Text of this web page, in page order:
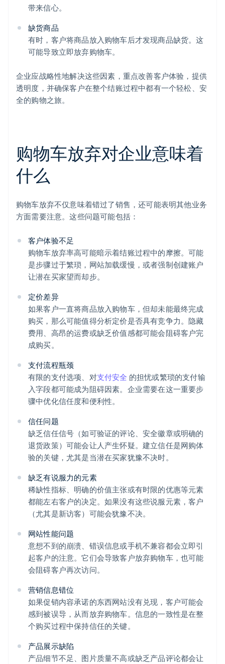
带来信心。
缺货商品
有时，客户将商品放入购物车后才发现商品缺货。这
可能导致立即放弃购物车。
企业应战略性地解决这些因素，重点改善客户体验，提供
透明度，并确保客户在整个结账过程中都有一个轻松、安
全的购物之旅。
购物车放弃对企业意味着
什么
购物车放弃不仅意味着错过了销售，还可能表明其他业务
方面需要注意。这些问题可能包括：
客户体验不足
购物车放弃率高可能暗示着结账过程中的摩擦。可能
是步骤过于繁琐，网站加载缓慢，或者强制创建账户
让潜在买家望而却步。
定价差异
如果客户一直将商品放入购物车，但却未能最终完成
购买，那么可能值得分析定价是否具有竞争力。隐藏
费用、高昂的运费或缺乏价值感都可能会阻碍客户完
成购买。
支付流程瓶颈
有限的支付选项、对支付安全 的担忧或繁琐的支付输
入字段都可能成为阻碍因素。企业需要在这一重要步
骤中优化信任度和便利性。
信任问题
缺乏信任信号（如可验证的评论、安全徽章或明确的
退货政策）可能会让人产生怀疑。建立信任是网购体
验的关键，尤其是当潜在买家犹豫不决时。
缺乏有说服力的元素
稀缺性指标、明确的价值主张或有时限的优惠等元素
都能左右客户的决定。如果没有这些说服元素，客户
（尤其是新访客）可能会犹豫不决。
网站性能问题
意想不到的崩溃、错误信息或手机不兼容都会立即引
起客户的注意。它们会导致客户放弃购物车，也可能
会阻碍客户再次访问。
营销信息错位
如果促销内容承诺的东西网站没有兑现，客户可能会
感到被误导，从而放弃购物车。信息的一致性是在整
个购买过程中保持信任的关键。
产品展示缺陷
产品细节不足、图片质量不高或缺乏产品评论都会让